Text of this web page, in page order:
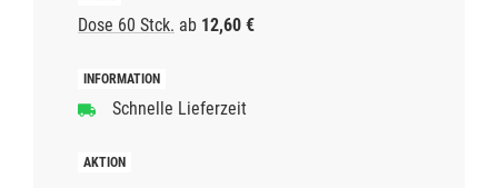
Dose 60 Stck. ab 12,60 €
Schnelle Lieferzeit